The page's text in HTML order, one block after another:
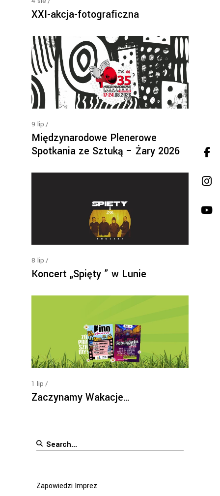
XXI-akcja-fotograficzna
9 lip
Międzynarodowe Plenerowe
Spotkania ze Sztuką – Żary 2026
8 lip
Koncert „Spięty ” w Lunie
1 lip
Zaczynamy Wakacje…
Search
Zapowiedzi Imprez